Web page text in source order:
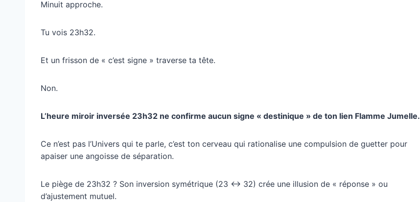
Minuit approche.
Tu vois 23h32.
Et un frisson de « c’est signe » traverse ta tête.
Non.
L’heure miroir inversée 23h32 ne confirme aucun signe « destinique » de ton lien Flamme Jumelle.
Ce n’est pas l’Univers qui te parle, c’est ton cerveau qui rationalise une compulsion de guetter pour
apaiser une angoisse de séparation.
Le piège de 23h32 ? Son inversion symétrique (23 ↔ 32) crée une illusion de « réponse » ou
d’ajustement mutuel.